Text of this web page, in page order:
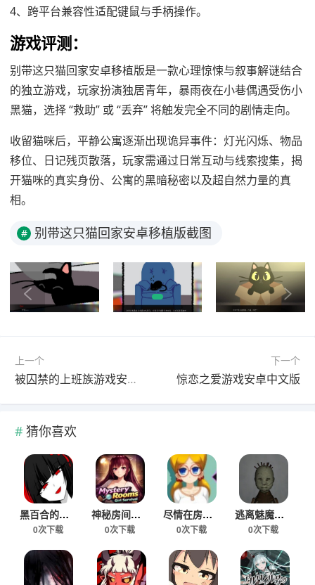
4、跨平台兼容性适配键鼠与手柄操作。
游戏评测：
别带这只猫回家安卓移植版是一款心理惊悚与叙事解谜结合
的独立游戏，玩家扮演独居青年，暴雨夜在小巷偶遇受伤小
黑猫，选择 “救助” 或 “丢弃” 将触发完全不同的剧情走向。
收留猫咪后，平静公寓逐渐出现诡异事件：灯光闪烁、物品
移位、日记残页散落，玩家需通过日常互动与线索搜集，揭
开猫咪的真实身份、公寓的黑暗秘密以及超自然力量的真
相。
# 别带这只猫回家安卓移植版截图
上一个
被囚禁的上班族游戏安卓官方版
下一个
惊恋之爱游戏安卓中文版
猜你喜欢
黑百合的嘲笑游戏下载手机版
0次下载
神秘房间女孩生存手游安卓版下载
0次下载
尽情在房间玩耍游戏真人版
0次下载
逃离魅魔医院手机版下载
0次下载